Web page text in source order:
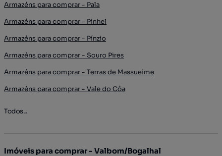
Armazéns para comprar - Pala
Armazéns para comprar - Pinhel
Armazéns para comprar - Pínzio
Armazéns para comprar - Souro Pires
Armazéns para comprar - Terras de Massueime
Armazéns para comprar - Vale do Côa
Todos...
Imóveis para comprar - Valbom/Bogalhal